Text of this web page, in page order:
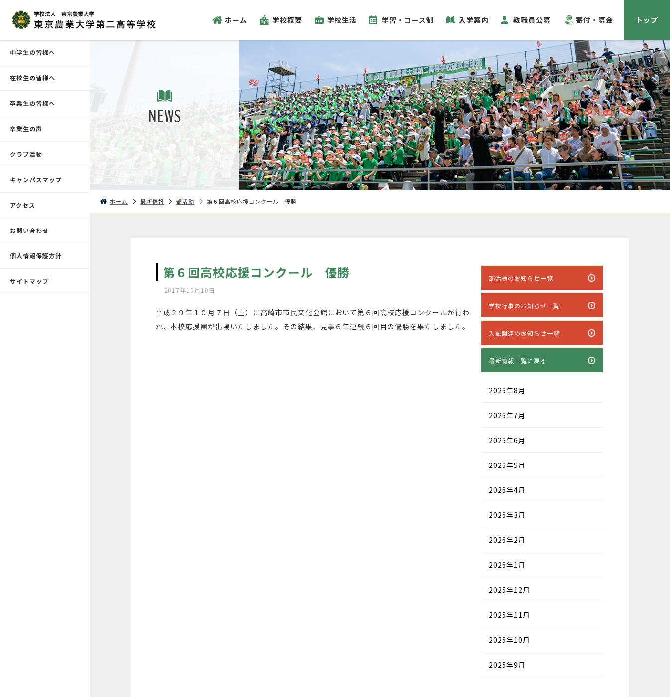
ホーム 学校概要 学校生活 学習・コース制 入学案内 教職員公募 寄付・募金 トップ
中学生の皆様へ
在校生の皆様へ
卒業生の皆様へ
卒業生の声
クラブ活動
キャンパスマップ
アクセス
お問い合わせ
個人情報保護方針
サイトマップ
NEWS
ホーム 最新情報 部活動 第６回高校応援コンクール 優勝
第６回高校応援コンクール 優勝
2017年10月10日
平成２９年１０月７日（土）に高崎市市民文化会館において第６回高校応援コンクールが行わ
れ、本校応援團が出場いたしました。その結果、見事６年連続６回目の優勝を果たしました。
部活動のお知らせ一覧
学校行事のお知らせ一覧
入試関連のお知らせ一覧
最新情報一覧に戻る
2026年8月
2026年7月
2026年6月
2026年5月
2026年4月
2026年3月
2026年2月
2026年1月
2025年12月
2025年11月
2025年10月
2025年9月